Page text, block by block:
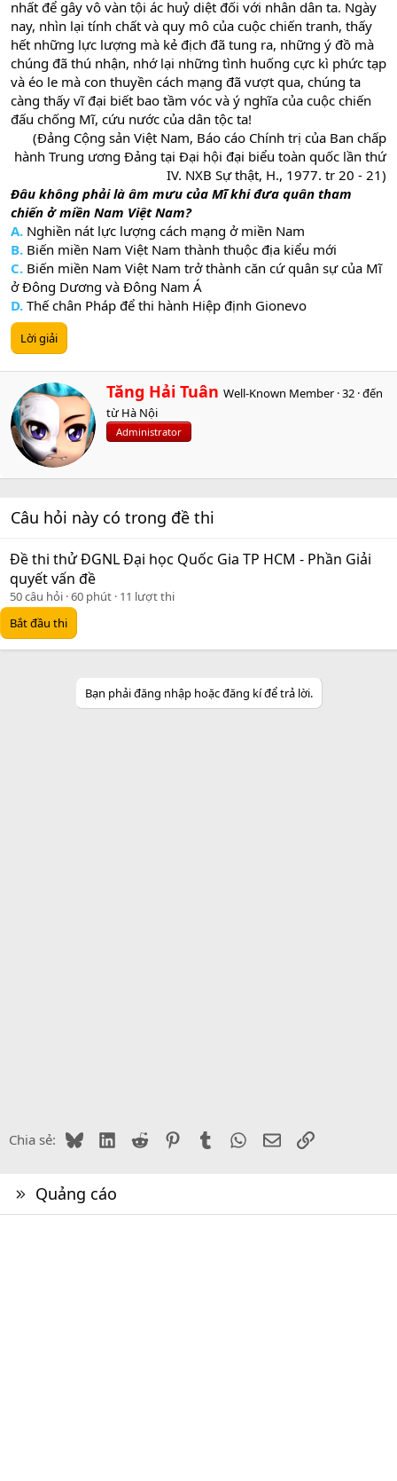
nhất để gây vô vàn tội ác huỷ diệt đối với nhân dân ta. Ngày
nay, nhìn lại tính chất và quy mô của cuộc chiến tranh, thấy
hết những lực lượng mà kẻ địch đã tung ra, những ý đồ mà
chúng đã thú nhận, nhớ lại những tình huống cực kì phức tạp
và éo le mà con thuyền cách mạng đã vượt qua, chúng ta
càng thấy vĩ đại biết bao tầm vóc và ý nghĩa của cuộc chiến
đấu chống Mĩ, cứu nước của dân tộc ta!
(Đảng Cộng sản Việt Nam, Báo cáo Chính trị của Ban chấp
hành Trung ương Đảng tại Đại hội đại biểu toàn quốc lần thứ
IV. NXB Sự thật, H., 1977. tr 20 - 21)​
Đâu không phải là âm mưu của Mĩ khi đưa quân tham
chiến ở miền Nam Việt Nam?
A. Nghiền nát lực lượng cách mạng ở miền Nam
B. Biến miền Nam Việt Nam thành thuộc địa kiểu mới
C. Biến miền Nam Việt Nam trở thành căn cứ quân sự của Mĩ
ở Đông Dương và Đông Nam Á
D. Thế chân Pháp để thi hành Hiệp định Gionevo
Lời giải
W
i
t
n
y
Tăng Hải Tuân Well-Known Member ·32 ·đến
từ Hà Nội
Administrator
Câu hỏi này có trong đề thi
Đề thi thử ĐGNL Đại học Quốc Gia TP HCM - Phần Giải
quyết vấn đề
50 câu hỏi 60 phút 11 lượt thi
Bắt đầu thi
Bạn phải đăng nhập hoặc đăng kí để trả lời.
Chia sẻ: BlueskyLinkedIn
Reddit PinterestTumblr WhatsApp
EmailLink
Quảng cáo